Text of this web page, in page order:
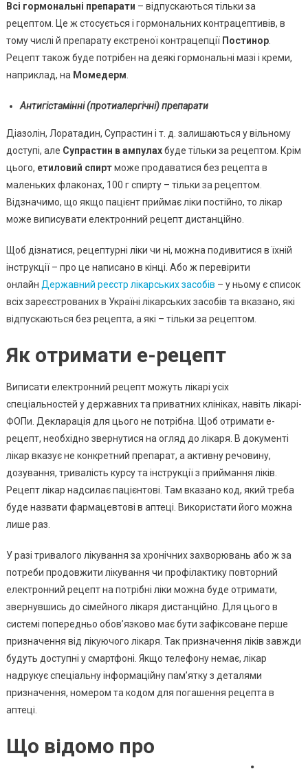
Всі гормональні препарати – відпускаються тільки за
рецептом. Це ж стосується і гормональних контрацептивів, в
тому числі й препарату екстреної контрацепції Постинор.
Рецепт також буде потрібен на деякі гормональні мазі і креми,
наприклад, на Момедерм.
Антигістамінні (протиалергічні) препарати
Діазолін, Лоратадин, Супрастин і т. д. залишаються у вільному
доступі, але Супрастин в ампулахбуде тільки за рецептом. Крім
цього, етиловий спиртможе продаватися без рецепта в
маленьких флаконах, 100 г спирту – тільки за рецептом.
Відзначимо, що якщо пацієнт приймає ліки постійно, то лікар
може виписувати електронний рецепт дистанційно.
Щоб дізнатися, рецептурні ліки чи ні, можна подивитися в їхній
інструкції – про це написано в кінці. Або ж перевірити
онлайн Державний реєстр лікарських засобів – у ньому є список
всіх зареєстрованих в Україні лікарських засобів та вказано, які
відпускаються без рецепта, а які – тільки за рецептом.
Як отримати е-рецепт
Виписати електронний рецепт можуть лікарі усіх
спеціальностей у державних та приватних клініках, навіть лікарі-
ФОПи. Декларація для цього не потрібна. Щоб отримати е-
рецепт, необхідно звернутися на огляд до лікаря. В документі
лікар вказує не конкретний препарат, а активну речовину,
дозування, тривалість курсу та інструкції з приймання ліків.
Рецепт лікар надсилає пацієнтові. Там вказано код, який треба
буде назвати фармацевтові в аптеці. Використати його можна
лише раз.
У разі тривалого лікування за хронічних захворювань або ж за
потреби продовжити лікування чи профілактику повторний
електронний рецепт на потрібні ліки можна буде отримати,
звернувшись до сімейного лікаря дистанційно. Для цього в
системі попередньо обовʼязково має бути зафіксоване перше
призначення від лікуючого лікаря. Так призначення ліків завжди
будуть доступні у смартфоні. Якщо телефону немає, лікар
надрукує спеціальну інформаційну пам’ятку з деталями
призначення, номером та кодом для погашення рецепта в
аптеці.
Що відомо про